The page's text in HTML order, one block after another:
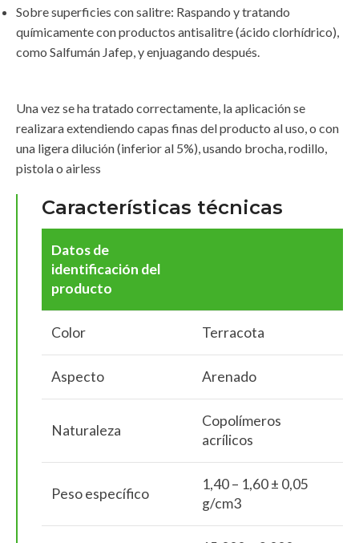
Sobre superficies con salitre: Raspando y tratando
químicamente con productos antisalitre (ácido clorhídrico),
como Salfumán Jafep, y enjuagando después.
Una vez se ha tratado correctamente, la aplicación se
realizara extendiendo capas finas del producto al uso, o con
una ligera dilución (inferior al 5%), usando brocha, rodillo,
pistola o airless
Características técnicas
Datos de
identificación del
producto
Color Terracota
Aspecto Arenado
Naturaleza
Copolímeros
acrílicos
Peso específico
1,40 – 1,60 ± 0,05
g/cm3